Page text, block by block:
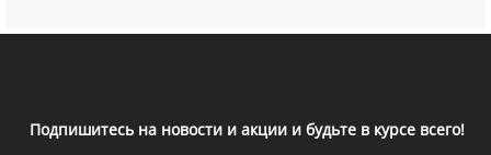
Подпишитесь на новости и акции и будьте в курсе всего!